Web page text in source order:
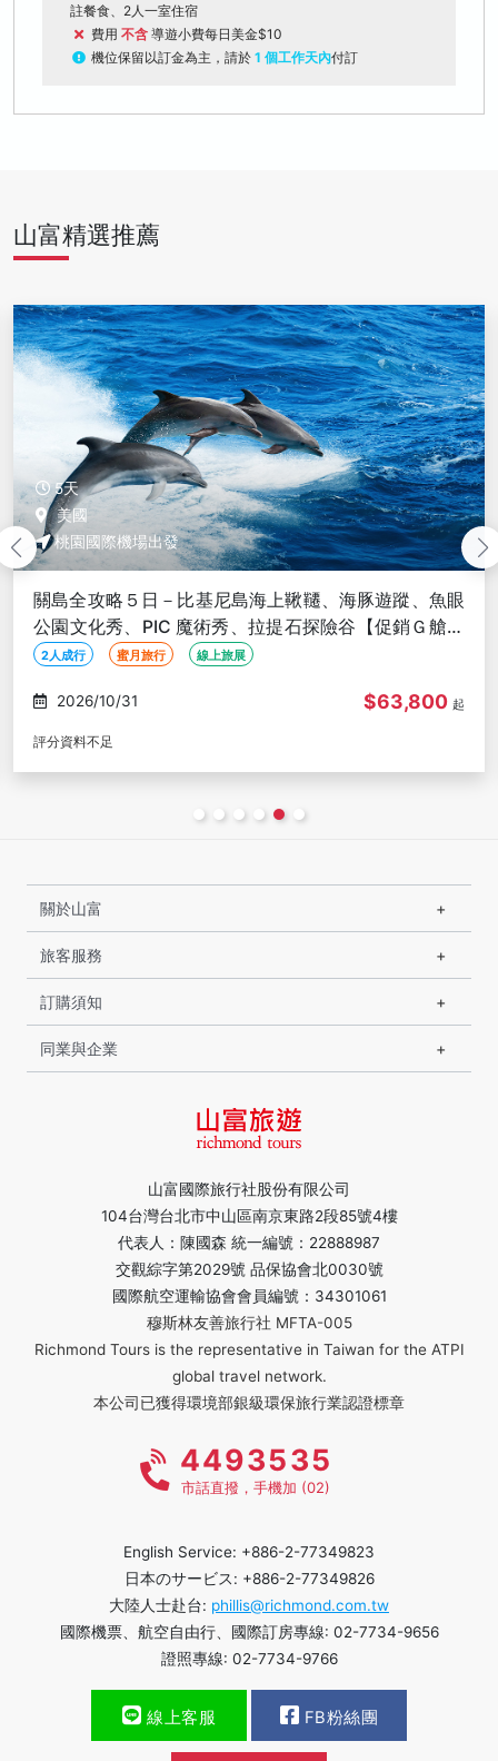
註餐食、2人一室住宿
費用 不含 導遊小費每日美金$10
機位保留以訂金為主，請於 1 個工作天內付訂
山富精選推薦
5天
美國
桃園國際機場出發
關島輕鬆５日－機場來回接送、市區觀光、任選度假酒
店４晚住宿含早、機場稅【促銷Ｇ艙含機場稅、２人成
行】
2人成行 蜜月旅行 線上旅展
2026/10/31 $34,800 起
評分資料不足
山富國際旅行社股份有限公司
104台灣台北市中山區南京東路2段85號4樓
代表人：陳國森 統一編號：22888987
交觀綜字第2029號 品保協會北0030號
國際航空運輸協會會員編號：34301061
穆斯林友善旅行社 MFTA-005
Richmond Tours is the representative in Taiwan for the ATPI
global travel network.
本公司已獲得環境部銀級環保旅行業認證標章
關於山富
旅客服務
訂購須知
同業與企業
4493535
市話直撥，手機加 (02)
English Service: +886-2-77349823
日本のサービス: +886-2-77349826
大陸人士赴台: phillis@richmond.com.tw
國際機票、航空自由行、國際訂房專線: 02-7734-9656
證照專線: 02-7734-9766
線上客服 FB粉絲團